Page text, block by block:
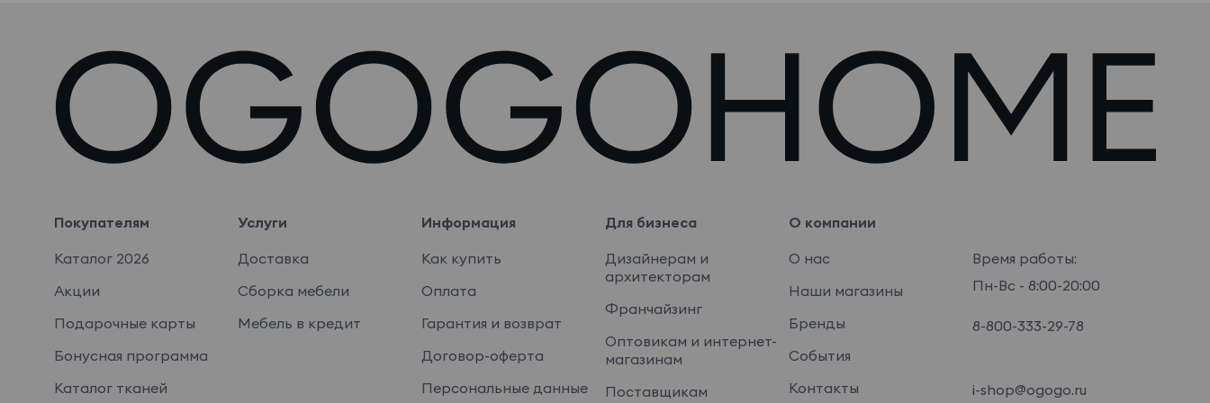
Покупателям
Каталог 2026
Акции
Подарочные карты
Бонусная программа
Каталог тканей
Услуги
Доставка
Сборка мебели
Мебель в кредит
Информация
Как купить
Оплата
Гарантия и возврат
Договор-оферта
Персональные данные
Для бизнеса
Дизайнерам и
архитекторам
Франчайзинг
Оптовикам и интернет-
магазинам
Поставщикам
О компании
О нас
Наши магазины
Бренды
События
Контакты
Время работы:
Пн-Вс - 8:00-20:00
8-800-333-29-78
i-shop@ogogo.ru